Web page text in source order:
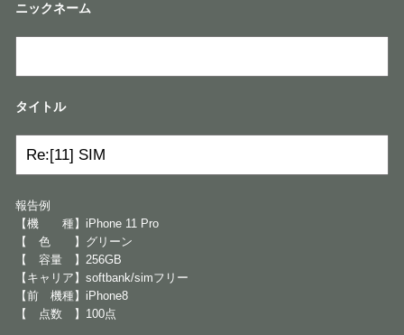
ニックネーム
タイトル
報告例
【機 種】iPhone 11 Pro
【 色 】グリーン
【 容量 】256GB
【キャリア】softbank/simフリー
【前 機種】iPhone8
【 点数 】100点